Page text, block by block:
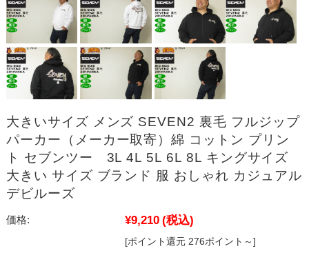
大きいサイズ メンズ SEVEN2 裏毛 フルジップ
パーカー（メーカー取寄）綿 コットン プリン
ト セブンツー 3L 4L 5L 6L 8L キングサイズ
大きい サイズ ブランド 服 おしゃれ カジュアル
デビルーズ
価格: ¥9,210 (税込)
[ポイント還元 276ポイント～]